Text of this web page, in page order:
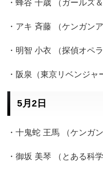
・蜂谷 千歳 （ガールズ
・アキ 斉藤 （ケンガンア
・明智 小衣 （探偵オペ
・阪泉（東京リベンジャ
5月2日
・十鬼蛇 王馬 （ケンガ
・御坂 美琴 （とある科